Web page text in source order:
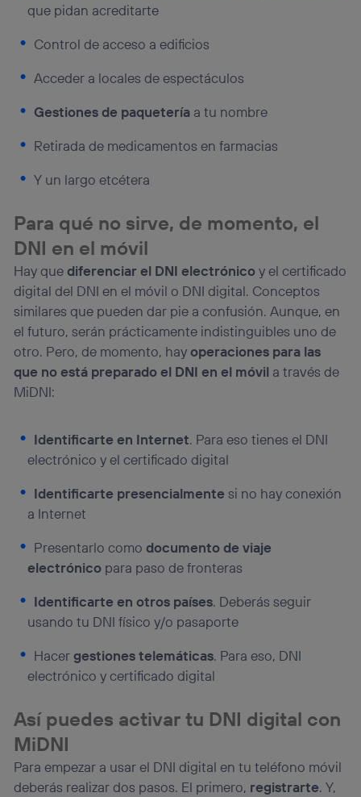
que pidan acreditarte
Control de acceso a edificios
Acceder a locales de espectáculos
Gestiones de paquetería a tu nombre
Retirada de medicamentos en farmacias
Y un largo etcétera
Para qué no sirve, de momento, el
DNI en el móvil
Hay quediferenciar el DNI electrónicoy el certificado
digital del DNI en el móvil o DNI digital. Conceptos
similares que pueden dar pie a confusión. Aunque, en
el futuro, serán prácticamente indistinguibles uno de
otro. Pero, de momento, hayoperaciones para las
que no está preparado el DNI en el móvil a través de
MiDNI:
Identificarte en Internet. Para eso tienes el DNI
electrónico y el certificado digital
Identificarte presencialmente si no hay conexión
a Internet
Presentarlo comodocumento de viaje
electrónico para paso de fronteras
Identificarte en otros países. Deberás seguir
usando tu DNI físico y/o pasaporte
Hacergestiones telemáticas. Para eso, DNI
electrónico y certificado digital
Así puedes activar tu DNI digital con
MiDNI
Para empezar a usar el DNI digital en tu teléfono móvil
deberás realizar dos pasos. El primero, registrarte. Y,